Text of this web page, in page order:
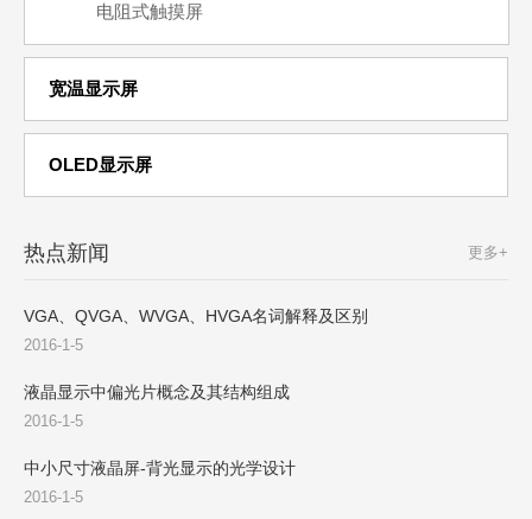
电阻式触摸屏
宽温显示屏
OLED显示屏
热点新闻 更多+
VGA、QVGA、WVGA、HVGA名词解释及区别
2016-1-5
液晶显示中偏光片概念及其结构组成
2016-1-5
中小尺寸液晶屏-背光显示的光学设计
2016-1-5